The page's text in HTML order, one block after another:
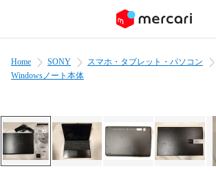
Home SONY スマホ・タブレット・パソコン
Windowsノート本体